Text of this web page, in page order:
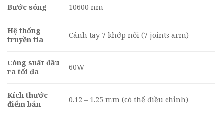
Bước sóng 10600 nm
Hệ thống
truyền tia
Cánh tay 7 khớp nối (7 joints arm)
Công suất đầu
ra tối đa
60W
Kích thước
điểm bắn
0.12 – 1.25 mm (có thể điều chỉnh)